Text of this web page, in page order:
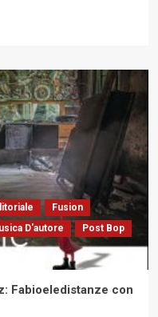
Fusion
D'autore
Post Bop
Fabioeledistanze con